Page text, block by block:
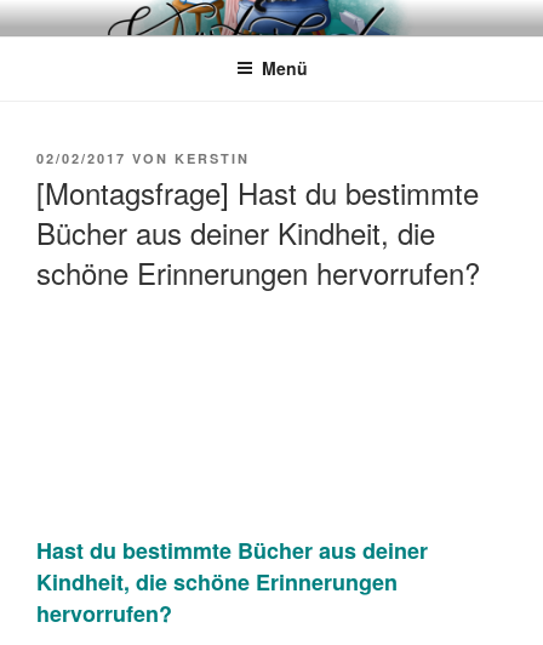
Zum
InhaltWÖRTERKATZE
Von Büchern erzählen
Menü
VERÖFFENTLICHT
02/02/2017 VON KERSTIN
[Montagsfrage] Hast du bestimmte
Bücher aus deiner Kindheit, die
schöne Erinnerungen hervorrufen?
Hast du bestimmte Bücher aus deiner
Kindheit, die schöne Erinnerungen
hervorrufen?